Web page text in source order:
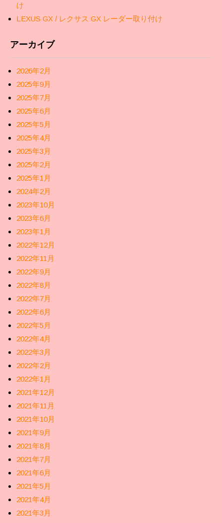
け
LEXUS GX / レクサス GX レーダー取り付け
アーカイブ
2026年2月
2025年9月
2025年7月
2025年6月
2025年5月
2025年4月
2025年3月
2025年2月
2025年1月
2024年2月
2023年10月
2023年6月
2023年1月
2022年12月
2022年11月
2022年9月
2022年8月
2022年7月
2022年6月
2022年5月
2022年4月
2022年3月
2022年2月
2022年1月
2021年12月
2021年11月
2021年10月
2021年9月
2021年8月
2021年7月
2021年6月
2021年5月
2021年4月
2021年3月